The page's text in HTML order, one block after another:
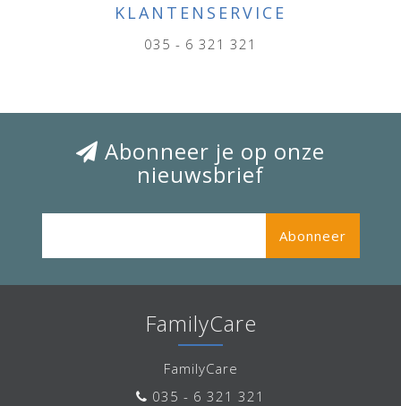
KLANTENSERVICE
035 - 6 321 321
Abonneer je op onze
nieuwsbrief
Abonneer
FamilyCare
FamilyCare
035 - 6 321 321